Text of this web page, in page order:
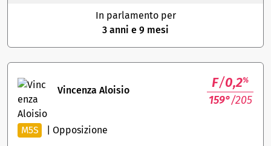
In parlamento per
3 anni e 9 mesi
Vincenza Aloisio F/0,2%
159°/205
M5S |Opposizione